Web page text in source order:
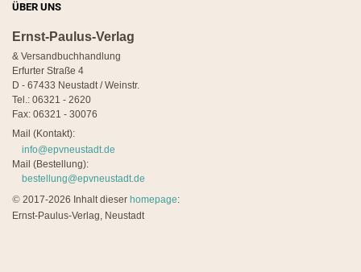
ÜBER UNS
Ernst-Paulus-Verlag
& Versandbuchhandlung
Erfurter Straße 4
D - 67433 Neustadt / Weinstr.
Tel.: 06321 - 2620
Fax: 06321 - 30076
Mail (Kontakt):
info@epvneustadt.de
Mail (Bestellung):
bestellung@epvneustadt.de
© 2017-2026 Inhalt dieser homepage:
Ernst-Paulus-Verlag, Neustadt